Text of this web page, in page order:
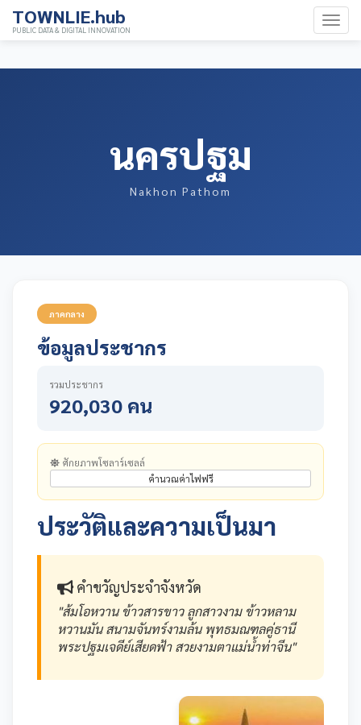
TOWNLIE.hub
PUBLIC DATA & DIGITAL INNOVATION
นครปฐม
Nakhon Pathom
ภาคกลาง
ข้อมูลประชากร
รวมประชากร
920,030 คน
ศักยภาพโซลาร์เซลล์
คำนวณค่าไฟฟรี
ประวัติและความเป็นมา
คำขวัญประจำจังหวัด
"ส้มโอหวาน ข้าวสารขาว ลูกสาวงาม ข้าวหลาม
หวานมัน สนามจันทร์งามล้น พุทธมณฑลคู่ธานี
พระปฐมเจดีย์เสียดฟ้า สวยงามตาแม่น้ำท่าจีน"